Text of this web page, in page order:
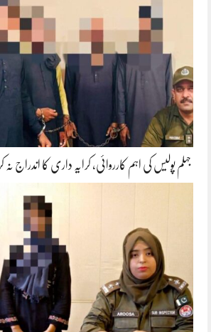
جہلم پولیس کی اہم کارروائی، کرایہ داری کا اندراج نہ کروانے پر